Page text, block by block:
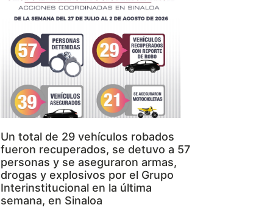
Un total de 29 vehículos robados
fueron recuperados, se detuvo a 57
personas y se aseguraron armas,
drogas y explosivos por el Grupo
Interinstitucional en la última
semana, en Sinaloa